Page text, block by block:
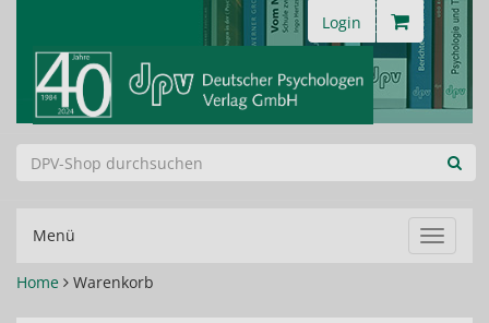
Login
Menü
ein-/
Home
Warenkorb